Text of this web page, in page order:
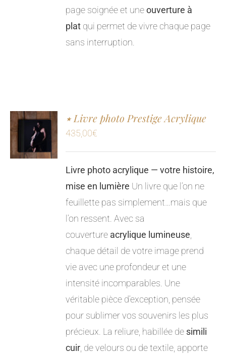
page soignée et uneouverture à
plat qui permet de vivre chaque page
sans interruption.
٭ Livre photo Prestige Acrylique
435,00€
Livre photo acrylique — votre histoire,
mise en lumière Un livre que l’on ne
feuillette pas simplement…mais que
l’on ressent. Avec sa
couverture acrylique lumineuse,
chaque détail de votre image prend
vie avec une profondeur et une
intensité incomparables. Une
véritable pièce d’exception, pensée
pour sublimer vos souvenirs les plus
précieux. La reliure, habillée de simili
cuir, de velours ou de textile, apporte